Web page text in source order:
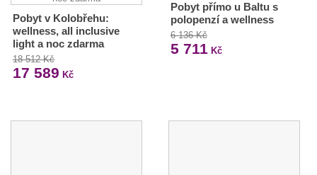
Pobyt v Kolobřehu:
wellness, all inclusive
light a noc zdarma
18 512 Kč
17 589 Kč
Pobyt přímo u Baltu s
polopenzí a wellness
6 136 Kč
5 711 Kč